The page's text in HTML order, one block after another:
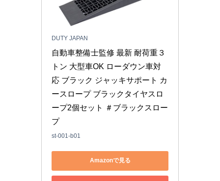
DUTY JAPAN
自動車整備士監修 最新 耐荷重３
トン 大型車OK ローダウン車対
応 ブラック ジャッキサポート カ
ースロープ ブラックタイヤスロ
ープ2個セット ＃ブラックスロー
プ
st-001-b01
Amazonで見る